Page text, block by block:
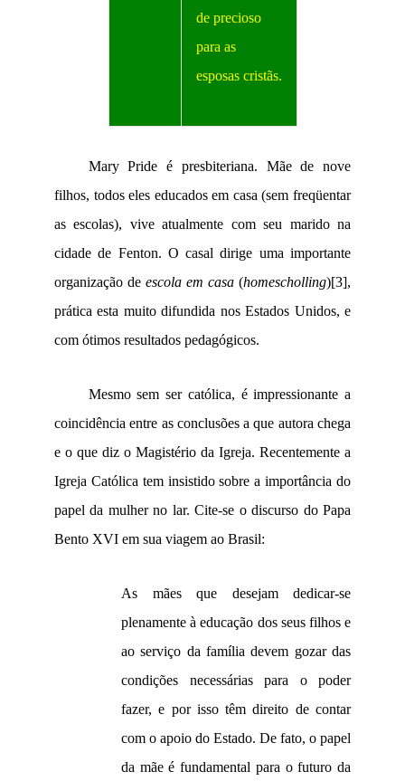
de precioso
para as
esposas cristãs.
Mary Pride é presbiteriana. Mãe de nove
filhos, todos eles educados em casa (sem freqüentar
as escolas), vive atualmente com seu marido na
cidade de Fenton. O casal dirige uma importante
organização de escola em casa (homescholling)[3],
prática esta muito difundida nos Estados Unidos, e
com ótimos resultados pedagógicos.
Mesmo sem ser católica, é impressionante a
coincidência entre as conclusões a que autora chega
e o que diz o Magistério da Igreja. Recentemente a
Igreja Católica tem insistido sobre a importância do
papel da mulher no lar. Cite-se o discurso do Papa
Bento XVI em sua viagem ao Brasil:
As mães que desejam dedicar-se
plenamente à educação dos seus filhos e
ao serviço da família devem gozar das
condições necessárias para o poder
fazer, e por isso têm direito de contar
com o apoio do Estado. De fato, o papel
da mãe é fundamental para o futuro da